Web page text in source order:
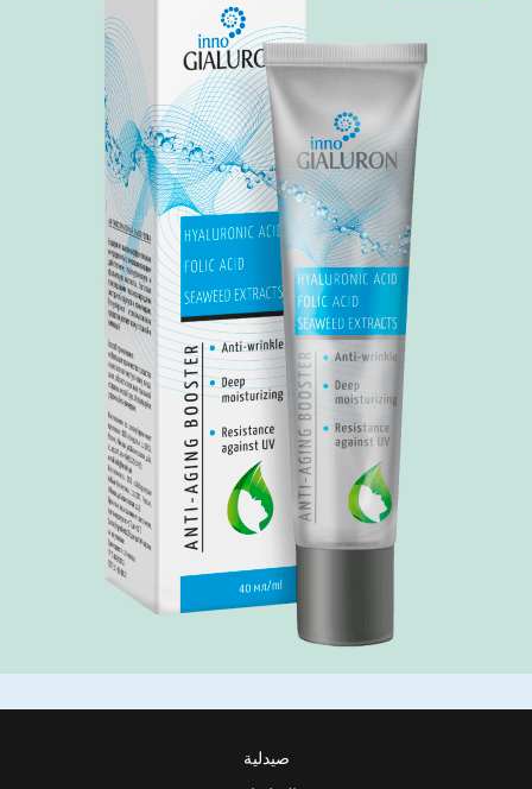
صيدلية